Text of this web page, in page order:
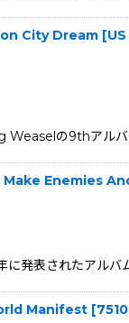
City Dream [US
Weaselの9thアル
Enemies
発表されたアル
Manifest [